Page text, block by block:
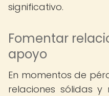
significativo.
Fomentar
apoyo
En momentos de
relaciones sólidas